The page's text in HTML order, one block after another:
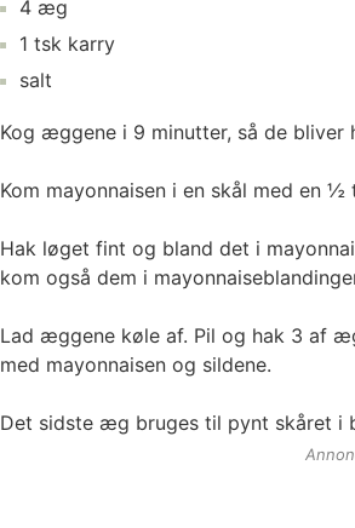
4 æg
1 tsk karry
salt
Kog æggene i 9 minutter, så de bliver
Kom mayonnaisen i en skål med en
Hak løget fint og bland det i
kom også dem i
Lad æggene køle af. Pil og hak 3 af
med mayonnaisen og sildene.
Det sidste æg bruges til pynt skåret i